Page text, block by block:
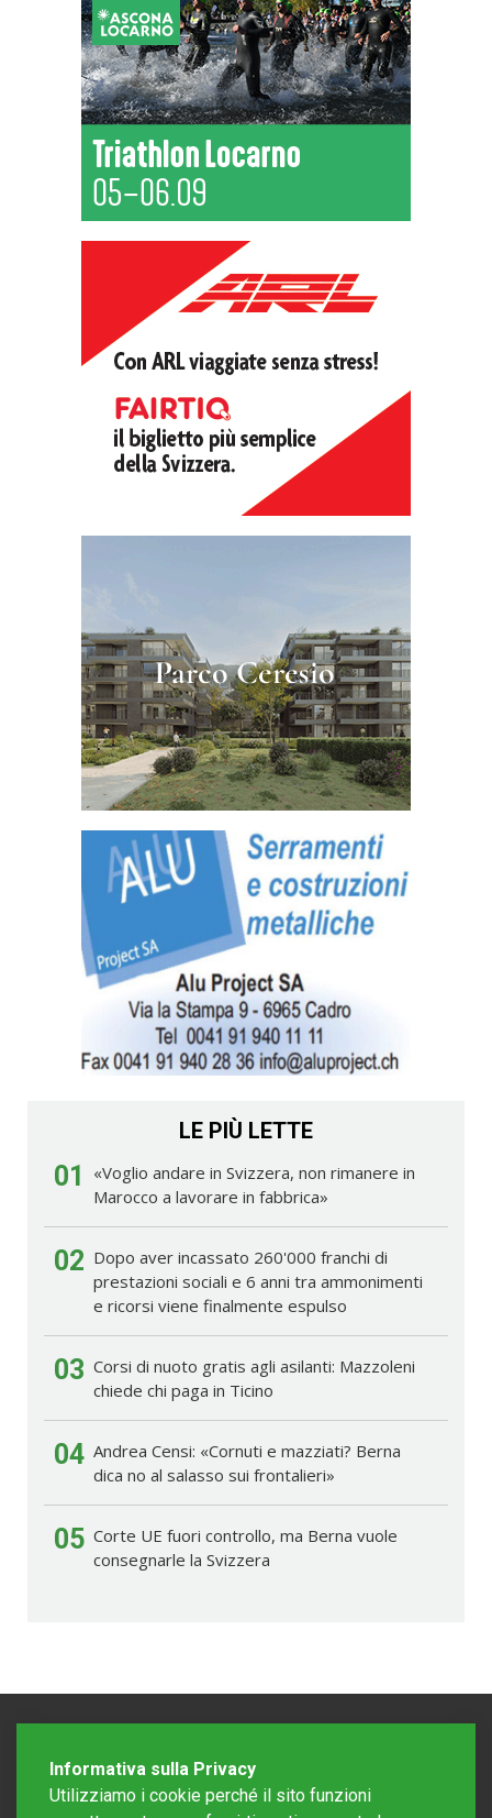
LE PIÙ LETTE
01
«Voglio andare in Svizzera, non rimanere in
Marocco a lavorare in fabbrica»
02 Dopo aver incassato 260'000 franchi di
prestazioni sociali e 6 anni tra ammonimenti
e ricorsi viene finalmente espulso
03 Corsi di nuoto gratis agli asilanti: Mazzoleni
chiede chi paga in Ticino
04 Andrea Censi: «Cornuti e mazziati? Berna
dica no al salasso sui frontalieri»
05 Corte UE fuori controllo, ma Berna vuole
consegnarle la Svizzera
Informativa sulla Privacy
Utilizziamo i cookie perché il sito funzioni